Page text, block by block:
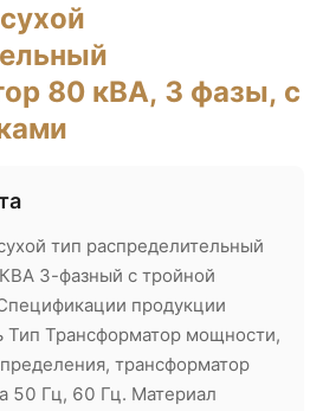
80 кВА, 3 фазы, с
тип распределительный
3-фазный с тройной
продукции
Тип Трансформатор мощности,
трансформатор
50 Гц, 60 Гц. Материал